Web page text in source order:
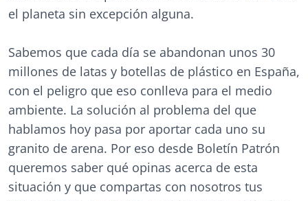
el planeta sin excepción alguna.
Sabemos que cada día se abandonan unos 30
millones de latas y botellas de plástico en España,
con el peligro que eso conlleva para el medio
ambiente. La solución al problema del que
hablamos hoy pasa por aportar cada uno su
granito de arena. Por eso desde Boletín Patrón
queremos saber qué opinas acerca de esta
situación y que compartas con nosotros tus